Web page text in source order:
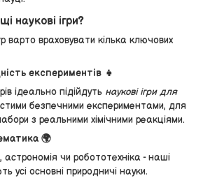
наукові ігри?
варто враховувати кілька ключових
експериментів 👧
ідеально підійдуть наукові ігри для
безпечними експериментами, для
з реальними хімічними реакціями.
🌍
астрономія чи робототехніка - наші
усі основні природничі науки.